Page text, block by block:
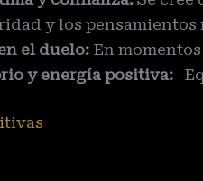
y los pensamientos
el duelo: En
y energía positiva: